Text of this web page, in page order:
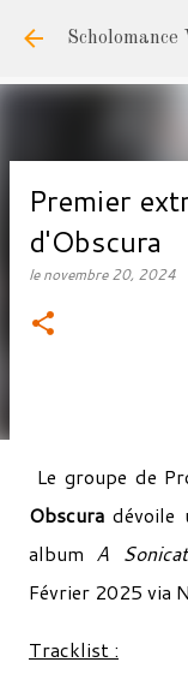
Scholomance
Premier
d'Obscura
lenovembre 20, 2024
Le groupe de
Obscuradévoile
album A
Février 2025 via
Tracklist :